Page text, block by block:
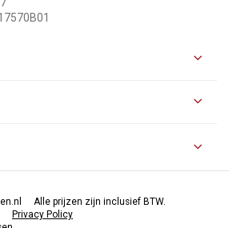
Alle prijzen zijn inclusief BTW.
Privacy Policy